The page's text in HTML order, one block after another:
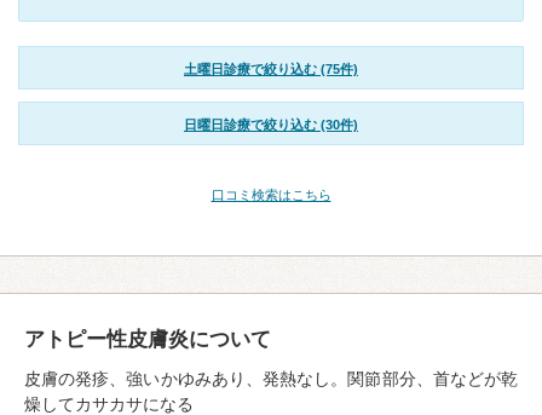
土曜日診療で絞り込む (75件)
日曜日診療で絞り込む (30件)
口コミ検索はこちら
アトピー性皮膚炎について
皮膚の発疹、強いかゆみあり、発熱なし。関節部分、首などが乾
燥してカサカサになる